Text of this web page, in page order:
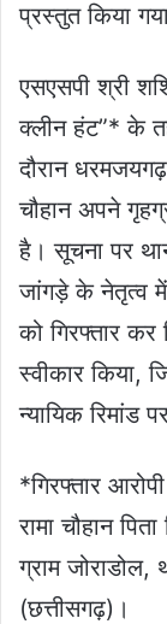
प्रस्तुत किया
एसएसपी श्री
क्लीन हंट”* के
दौरान
चौहान अपने
है। सूचना पर
जांगड़े के नेतृत्व
को गिरफ्तार
स्वीकार किया,
न्यायिक रिमांड
*गिरफ्तार
रामा चौहान
ग्राम जोराडोल,
(छत्तीसगढ़)।